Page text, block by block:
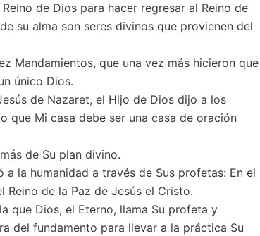
de Dios para hacer regresar al Reino de
su alma son seres divinos que provienen del
Mandamientos, que una vez más hicieron que
único Dios.
de Nazaret, el Hijo de Dios dijo a los
que Mi casa debe ser una casa de oración
de Su plan divino.
la humanidad a través de Sus profetas: En el
de la Paz de Jesús el Cristo.
que Dios, el Eterno, llama Su profeta y
del fundamento para llevar a la práctica Su